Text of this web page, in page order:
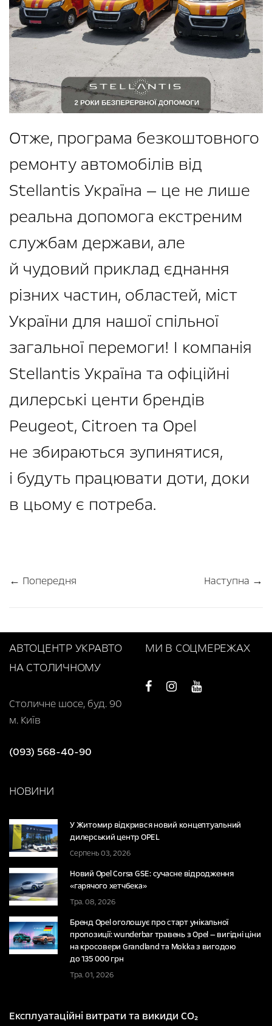
Отже, програма безкоштовного
ремонту автомобілів від
Stellantis Україна — це не лише
реальна допомога екстреним
службам держави, але
й чудовий приклад єднання
різних частин, областей, міст
України для нашої спільної
загальної перемоги! І компанія
Stellantis Україна та офіційні
дилерські центи брендів
Peugeot, Citroen та Opel
не збираються зупинятися,
і будуть працювати доти, доки
в цьому є потреба.
← Попередня Наступна →
АВТОЦЕНТР УКРАВТО
НА СТОЛИЧНОМУ
Столичне шосе, буд. 90
м. Київ
(093) 568-40-90
МИ В СОЦМЕРЕЖАХ
НОВИНИ
У Житомир відкрився новий концептуальний
дилерський центр OPEL
Серпень 03, 2026
Новий Opel Corsa GSE: сучасне відродження
«гарячого хетчбека»
Тра. 08, 2026
Бренд Opel оголошує про старт унікальної
пропозиції: wunderbar травень з Opel — вигідні ціни
на кросовери Grandland та Mokka з вигодою
до 135 000 грн
Тра. 01, 2026
Експлуатаційні витрати та викиди CO₂